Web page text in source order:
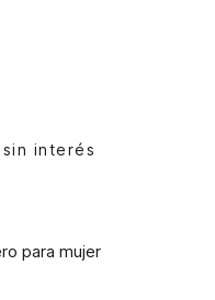
sin interés
para mujer